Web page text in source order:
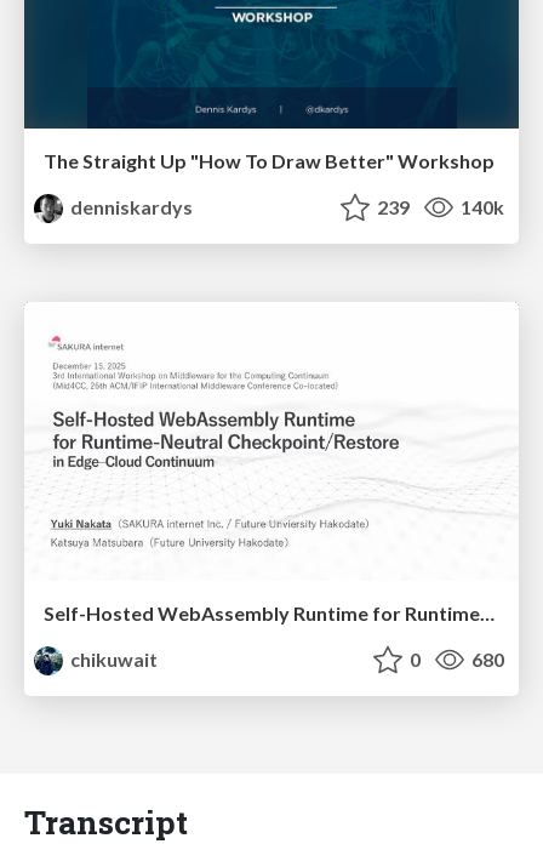
The Straight Up "How To Draw Better" Workshop
denniskardys
239 140k
chikuwait
0 680
Transcript